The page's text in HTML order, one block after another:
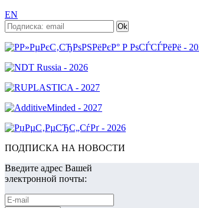
EN
ПОДПИСКА НА НОВОСТИ
Введите адрес Вашей
электронной почты: